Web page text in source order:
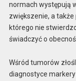
normach występują
zwiększenie, a także
którego nie
świadczyć o
Wśród tumorów
diagnostyce